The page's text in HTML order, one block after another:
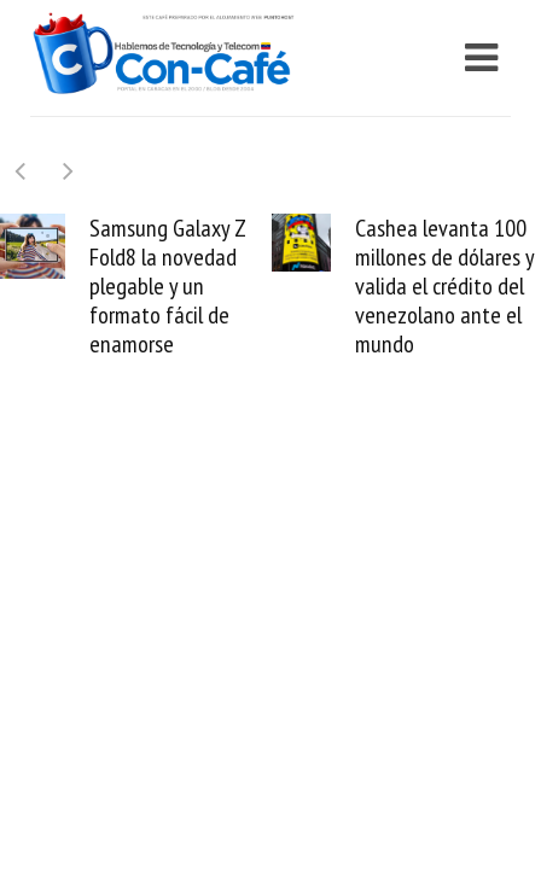
Z
Cashea levanta 100
millones de dólares y
valida el crédito del
venezolano ante el
mundo
El buque
Sentinel
reparación
cable de